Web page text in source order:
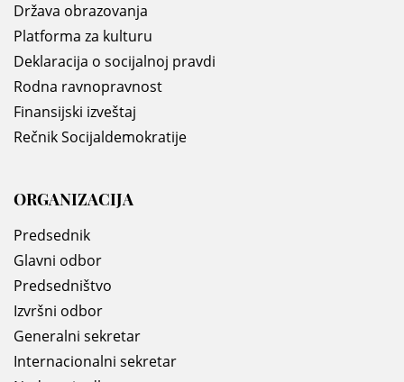
Država obrazovanja
Platforma za kulturu
Deklaracija o socijalnoj pravdi
Rodna ravnopravnost
Finansijski izveštaj
Rečnik Socijaldemokratije
ORGANIZACIJA
Predsednik
Glavni odbor
Predsedništvo
Izvršni odbor
Generalni sekretar
Internacionalni sekretar